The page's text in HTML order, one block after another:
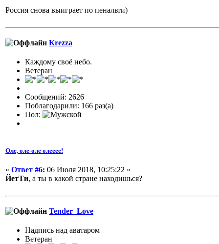
Россия снова выиграет по пенальти)
Krezza
Каждому своё небо.
Ветеран
Сообщений: 2626
Поблагодарили: 166 раз(а)
Пол:
Оле, оле-оле олееее!
« Ответ #6: 06 Июля 2018, 10:25:22 »
ЙетТи, а ты в какой стране находишься?
Tender_Love
Надпись над аватаром
Ветеран